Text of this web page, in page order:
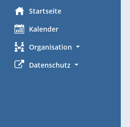
Startseite
Kalender
Organisation
Datenschutz